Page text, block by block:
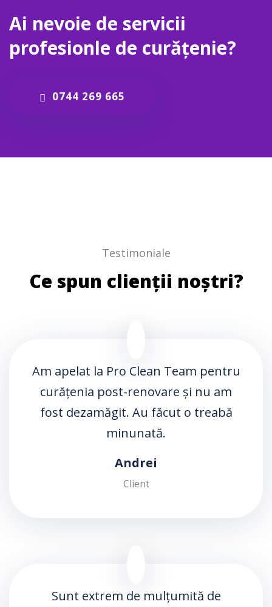
Ai nevoie de servicii
profesionle de curățenie?
0744 269 665
Testimoniale
Ce spun clienții noștri?
Am apelat la Pro Clean Team pentru
curățenia post-renovare și nu am
fost dezamăgit. Au făcut o treabă
minunată.
Andrei
Client
Sunt extrem de mulțumită de